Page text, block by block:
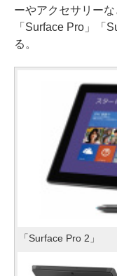
ーやアクセサリー
「Surface Pro」「
る。
「Surface Pro 2」